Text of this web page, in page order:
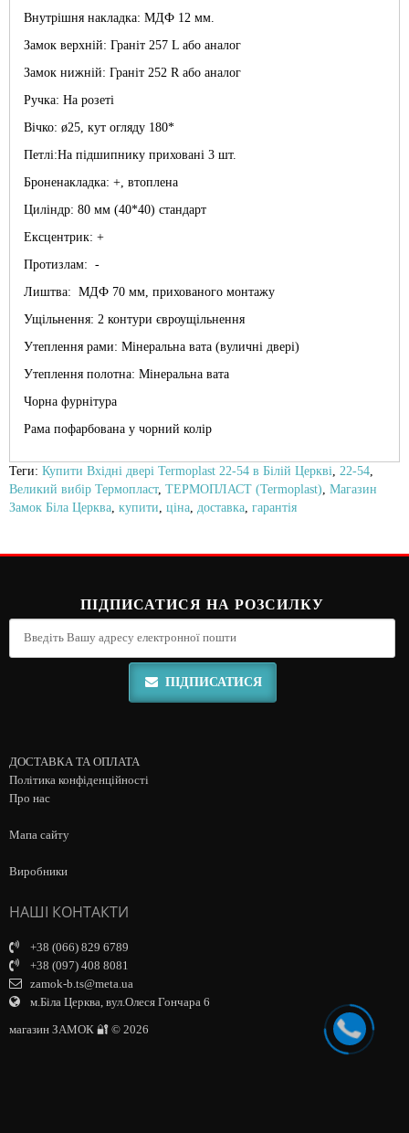
Внутрішня накладка: МДФ 12 мм.
Замок верхній: Граніт 257 L або аналог
Замок нижній: Граніт 252 R або аналог
Ручка: На розеті
Вічко: ø25, кут огляду 180*
Петлі:На підшипнику приховані 3 шт.
Броненакладка: +, втоплена
Циліндр: 80 мм (40*40) стандарт
Ексцентрик: +
Протизлам: -
Лиштва: МДФ 70 мм, прихованого монтажу
Ущільнення: 2 контури євроущільнення
Утеплення рами: Мінеральна вата (вуличні двері)
Утеплення полотна: Мінеральна вата
Чорна фурнітура
Рама пофарбована у чорний колір
Теги: Купити Вхідні двері Termoplast 22-54 в Білій Церкві 22-54
Великий вибір Термопласт, ТЕРМОПЛАСТ (Termoplast) Магазин
Замок Біла Церква купити ціна доставка гарантія
ПІДПИСАТИСЯ НА РОЗСИЛКУ
ПІДПИСАТИСЯ
ДОСТАВКА ТА ОПЛАТА
Політика конфіденційності
Про нас
Мапа сайту
Виробники
НАШІ КОНТАКТИ
+38 (066) 829 6789
+38 (097) 408 8081
zamok-b.ts@meta.ua
м.Біла Церква, вул.Олеся Гончара 6
магазин ЗАМОК 🔐 © 2026